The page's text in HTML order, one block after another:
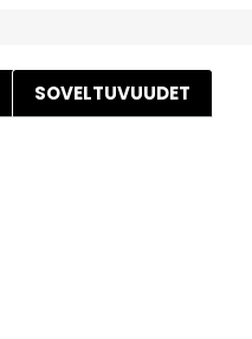
SOVELTUVUUDET